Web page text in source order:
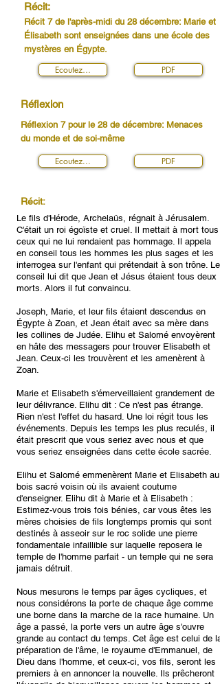
Récit:
Récit 7 de l'après-midi du 28 décembre: Marie et
Élisabeth sont enseignées dans une école des
mystères en Égypte.
Ecoutez… PDF
Réflexion
Réflexion 7 pour le 28 de décembre: Menaces
du monde et de soi-même
Ecoutez... PDF
Récit:
Le fils d'Hérode, Archelaüs, régnait à Jérusalem.
C'était un roi égoïste et cruel. Il mettait à mort tous
ceux qui ne lui rendaient pas hommage. Il appela
en conseil tous les hommes les plus sages et les
interrogea sur l'enfant qui prétendait à son trône. Le
conseil lui dit que Jean et Jésus étaient tous deux
morts. Alors il fut convaincu.
Joseph, Marie, et leur fils étaient descendus en
Égypte à Zoan, et Jean était avec sa mère dans
les collines de Judée. Elihu et Salomé envoyèrent
en hâte des messagers pour trouver Elisabeth et
Jean. Ceux-ci les trouvèrent et les amenèrent à
Zoan.
Marie et Elisabeth s'émerveillaient grandement de
leur délivrance. Elihu dit : Ce n'est pas étrange.
Rien n'est l'effet du hasard. Une loi régit tous les
événements. Depuis les temps les plus reculés, il
était prescrit que vous seriez avec nous et que
vous seriez enseignées dans cette école sacrée.
Elihu et Salomé emmenèrent Marie et Elisabeth au
bois sacré voisin où ils avaient coutume
d'enseigner. Elihu dit à Marie et à Elisabeth :
Estimez-vous trois fois bénies, car vous êtes les
mères choisies de fils longtemps promis qui sont
destinés à asseoir sur le roc solide une pierre
fondamentale infaillible sur laquelle reposera le
temple de l'homme parfait - un temple qui ne sera
jamais détruit.
Nous mesurons le temps par âges cycliques, et
nous considérons la porte de chaque âge comme
une borne dans la marche de la race humaine. Un
âge a passé, la porte vers un autre âge s'ouvre
grande au contact du temps. Cet âge est celui de la
préparation de l'âme, le royaume d'Emmanuel, de
Dieu dans l'homme, et ceux-ci, vos fils, seront les
premiers à en annoncer la nouvelle. Ils prêcheront